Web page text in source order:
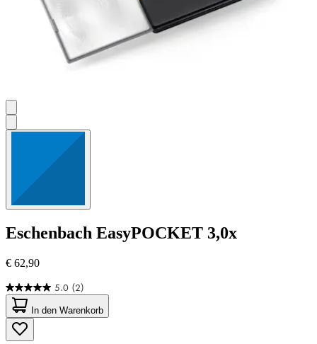
Eschenbach EasyPOCKET 3,0x
€ 62,90
5.0 (2)
5.0
von
5
Sternen.
In den Warenkorb